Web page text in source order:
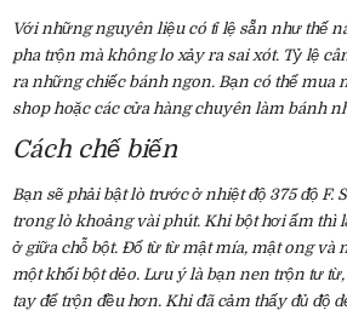
Với những nguyên liệu có tỉ lệ sẵn như thế
pha trộn mà không lo xảy ra sai xót. Tỷ lệ
ra những chiếc bánh ngon. Bạn có thể mua
shop hoặc các cửa hàng chuyên làm bánh
Cách chế biến
Bạn sẽ phải bật lò trước ở nhiệt độ 375 độ F.
trong lò khoảng vài phút. Khi bột hơi ấm thì
ở giữa chỗ bột. Đổ từ từ mật mía, mật ong và
một khối bột dẻo. Lưu ý là bạn nen trộn tư
tay để trộn đều hơn. Khi đã cảm thấy đủ độ